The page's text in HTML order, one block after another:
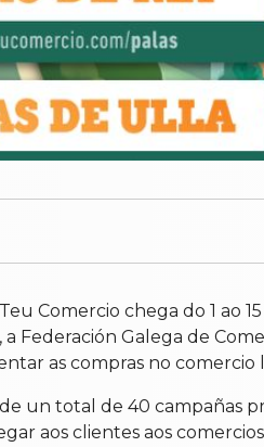
Comercio chega do 1 ao
Federación Galega de
as compras no comercio
un total de 40 campañas
aos clientes aos